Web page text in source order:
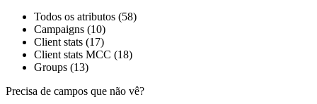
Todos os atributos (58)
Campaigns (10)
Client stats (17)
Client stats MCC (18)
Groups (13)
Precisa de campos que não vê?